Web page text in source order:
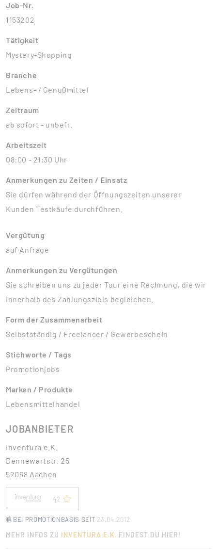
Job-Nr.
1153202
Tätigkeit
Mystery-Shopping
Branche
Lebens- / Genußmittel
Zeitraum
ab sofort - unbefr.
Arbeitszeit
08:00 - 21:30 Uhr
Anmerkungen zu Zeiten / Einsatz
Sie dürfen während der Öffnungszeiten unserer
Kunden Testkäufe durchführen.
Vergütung
auf Anfrage
Anmerkungen zu Vergütungen
Sie schreiben uns zu jeder Tour eine Rechnung, die wir
innerhalb des Zahlungsziels begleichen.
Form der Zusammenarbeit
Selbstständig / Freelancer / Gewerbeschein
Stichworte / Tags
Promotionjobs
Marken / Produkte
Lebensmittelhandel
JOBANBIETER
inventura e.K.
Dennewartstr. 25
52068 Aachen
42
BEI PROMOTIONBASIS SEIT 23.04.2012
MEHR INFOS ZU INVENTURA E.K. FINDEST DU HIER!